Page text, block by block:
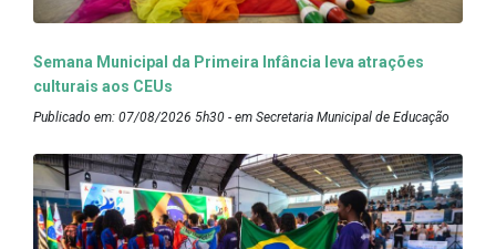
Semana Municipal da Primeira Infância leva atrações
culturais aos CEUs
Publicado em: 07/08/2026 5h30 - em Secretaria Municipal de Educação